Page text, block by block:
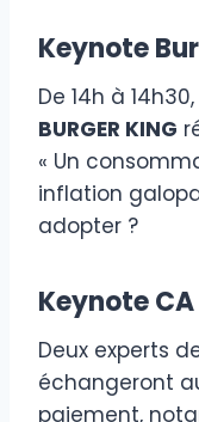
Keynote
De 14h à 14h30,
BURGER KING
« Un
inflation
adopter ?
Keynote
Deux experts
échangeront
paiement,